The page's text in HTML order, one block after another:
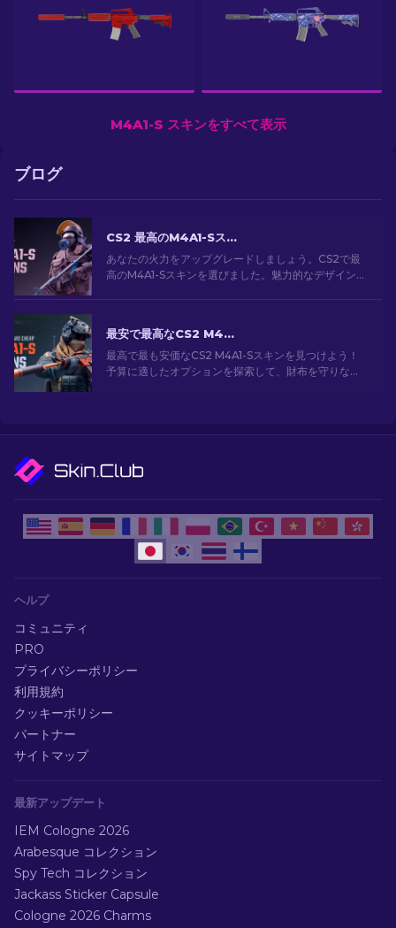
M4A1-S スキンをすべて表示
ブログ
CS2 最高のM4A1-Sスキン [2026]
あなたの火力をアップグレードしましょう。CS2で最
高のM4A1-Sスキンを選びました。魅力的なデザインの
最安で最高なCS2 M4A1-Sスキン[2026]
最高で最も安価なCS2 M4A1-Sスキンを見つけよう！
予算に適したオプションを探索して、財布を守りなが
ヘルプ
コミュニティ
PRO
プライバシーポリシー
利用規約
クッキーポリシー
パートナー
サイトマップ
最新アップデート
IEM Cologne 2026
Arabesque コレクション
Spy Tech コレクション
Jackass Sticker Capsule
Cologne 2026 Charms